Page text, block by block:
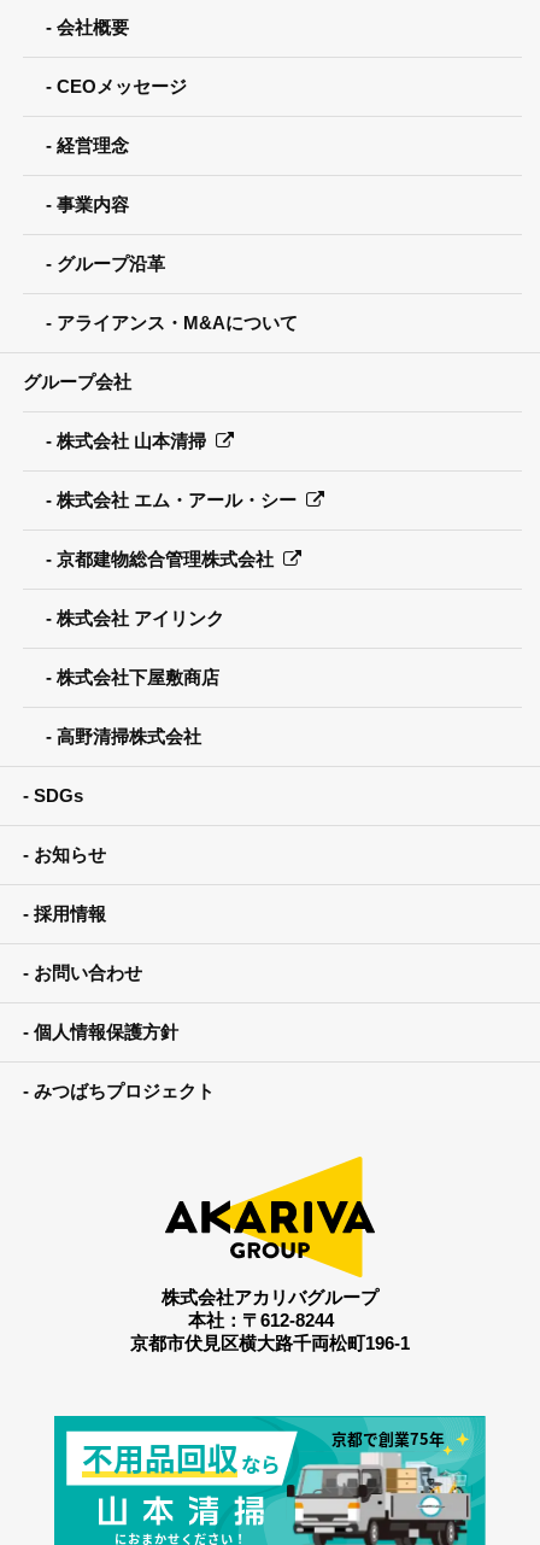
会社概要
CEOメッセージ
経営理念
事業内容
グループ沿革
アライアンス・M&Aについて
グループ会社
株式会社 山本清掃
株式会社 エム・アール・シー
京都建物総合管理株式会社
株式会社 アイリンク
株式会社下屋敷商店
高野清掃株式会社
SDGs
お知らせ
採用情報
お問い合わせ
個人情報保護方針
みつばちプロジェクト
株式会社アカリバグループ
本社：〒612-8244
京都市伏見区横大路千両松町196-1